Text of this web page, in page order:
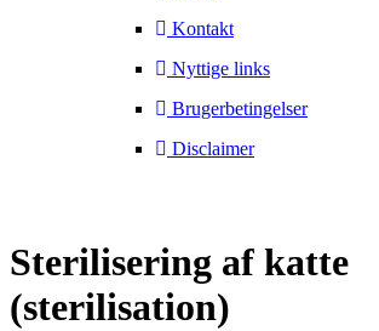
Kontakt
Nyttige links
Brugerbetingelser
Disclaimer
Sterilisering af katte
(sterilisation)